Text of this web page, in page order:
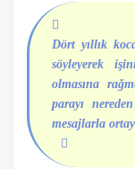
Dört yıllık
söyleyerek
olmasına
parayı
mesajlarla